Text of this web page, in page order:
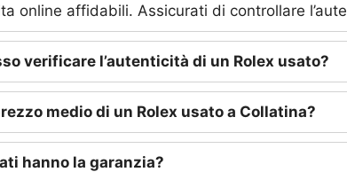
online affidabili. Assicurati di controllare
verificare l’autenticità di un Rolex usato?
medio di un Rolex usato a Collatina?
hanno la garanzia?